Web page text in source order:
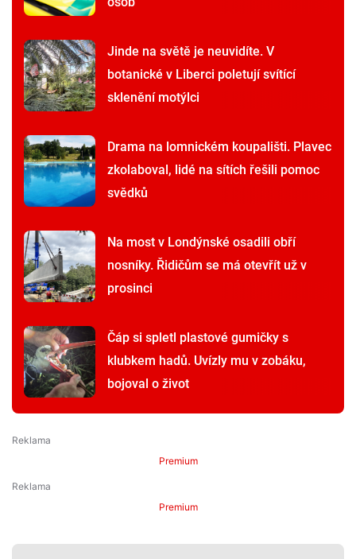
Jinde na světě je neuvidíte. V
botanické v Liberci poletují svítící
sklenění motýlci
Drama na lomnickém koupališti. Plavec
zkolaboval, lidé na sítích řešili pomoc
svědků
Na most v Londýnské osadili obří
nosníky. Řidičům se má otevřít už v
prosinci
Čáp si spletl plastové gumičky s
klubkem hadů. Uvízly mu v zobáku,
bojoval o život
Premium
Premium